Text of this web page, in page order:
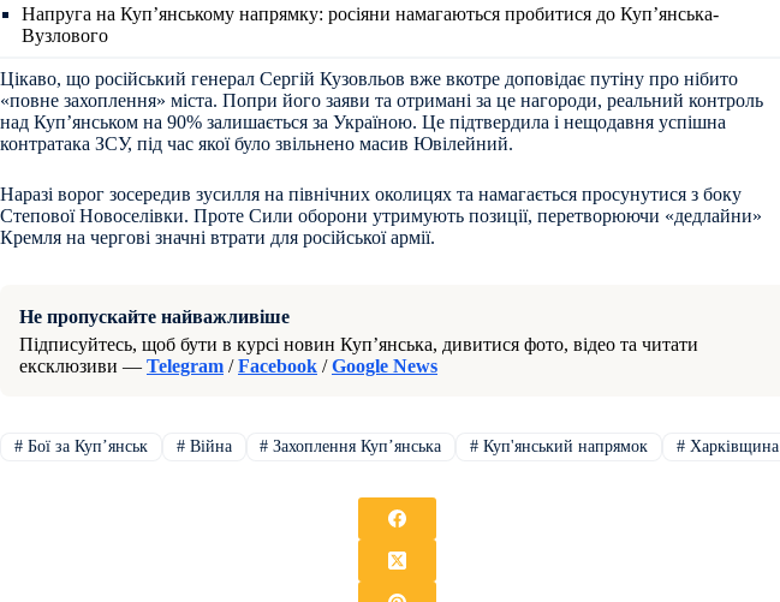
Напруга на Куп’янському напрямку: росіяни намагаються пробитися до Куп’янська-
Вузлового
Цікаво, що російський генерал Сергій Кузовльов вже вкотре доповідає путіну про нібито
«повне захоплення» міста. Попри його заяви та отримані за це нагороди, реальний контроль
над Куп’янськом на 90% залишається за Україною. Це підтвердила і нещодавня успішна
контратака ЗСУ, під час якої було звільнено масив Ювілейний.
Наразі ворог зосередив зусилля на північних околицях та намагається просунутися з боку
Степової Новоселівки. Проте Сили оборони утримують позиції, перетворюючи «дедлайни»
Кремля на чергові значні втрати для російської армії.
Не пропускайте найважливіше
Підписуйтесь, щоб бути в курсі новин Куп’янська, дивитися фото, відео та читати
ексклюзиви — Telegram /Facebook /Google News
#Бої за Купʼянськ #Війна # Захоплення Купʼянська # Куп'янський напрямок # Харківщина